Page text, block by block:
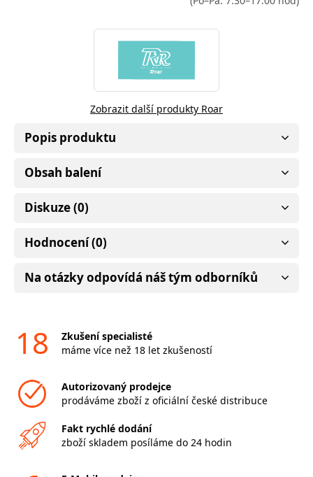
Zobrazit další produkty Roar
Popis produktu
Obsah balení
Diskuze (0)
Hodnocení (0)
Na otázky odpovídá náš tým odborníků
18
Zkušení specialisté
máme více než 18 let zkušeností
Autorizovaný prodejce
prodáváme zboží z oficiální české distribuce
Fakt rychlé dodání
zboží skladem posíláme do 24 hodin